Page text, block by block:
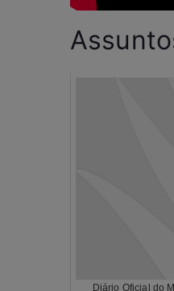
Diário Oficial do